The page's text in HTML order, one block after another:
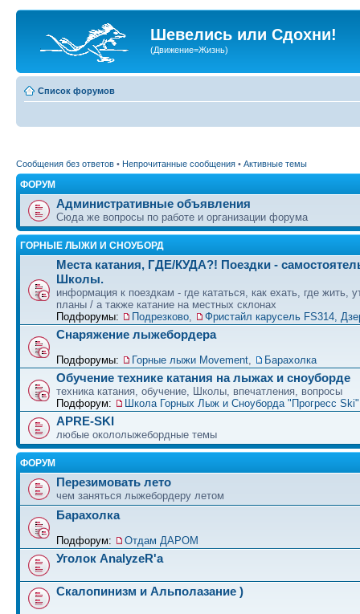
Шевелись или Сдохни!
(Движение=Жизнь)
Список форумов
Сообщения без ответов • Непрочитанные сообщения • Активные темы
ФОРУМ
Административные объявления
Сюда же вопросы по работе и организации форума
ГОРНЫЕ ЛЫЖИ И СНОУБОРД
Места катания, ГДЕ/КУДА?! Поездки -
Школы.
информация к поездкам - где кататься, как ехать, где жить,
планы / а также катание на местных склонах
Подфорумы:
Подрезково, Фристайл карусель FS314,
Снаряжение лыжебордера
Подфорумы: Горные лыжи Movement, Барахолка
Обучение технике катания на лыжах и сноуборде
техника катания, обучение, Школы, впечатления, вопросы
Подфорум:
Школа Горных Лыж и Сноуборда "Прогресс
APRE-SKI
любые окололыжебордные темы
ФОРУМ
Перезимовать лето
чем заняться лыжебордеру летом
Барахолка
Подфорум: Отдам ДАРОМ
Уголок AnalyzeR'а
Скалопинизм и Альполазание )